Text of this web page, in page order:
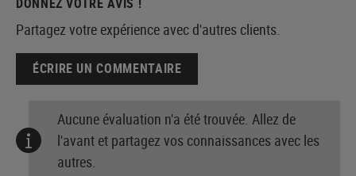
Partagez votre expérience avec d'autres clients.
ÉCRIRE UN COMMENTAIRE
Aucune évaluation n'a été trouvée. Allez de
l'avant et partagez vos connaissances avec les
autres.